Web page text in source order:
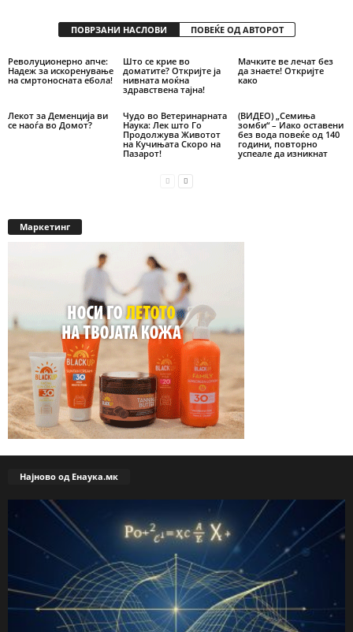
ПОВРЗАНИ НАСЛОВИ ПОВЕЌЕ ОД АВТОРОТ
Револуционерно апче:
Надеж за искоренување
на смртоносната ебола!
Што се крие во
доматите? Откријте ја
нивната моќна
здравствена тајна!
Мачките ве лечат без
да знаете! Откријте
како
Лекот за Деменција ви
се наоѓа во Домот?
Чудо во Ветеринарната
Наука: Лек што Го
Продолжува Животот
на Кучињата Скоро на
Пазарот!
(ВИДЕО) „Семиња
зомби“ – Иако оставени
без вода повеќе од 140
години, повторно
успеале да изникнат
Маркетинг
Најново од Енаука.мк